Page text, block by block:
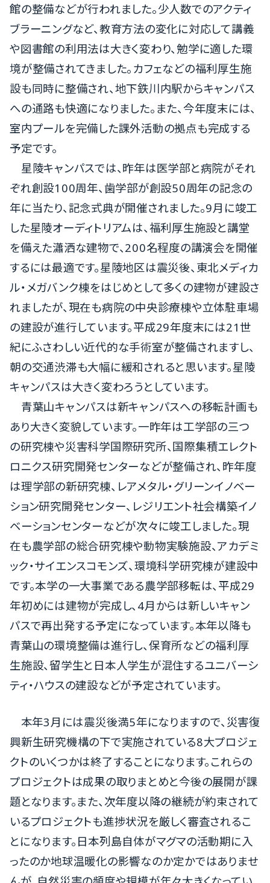
館の整備などが行われました。少人数でのアクティ
ブラーニングなど、教育方法の変化に対応して講義
や図書館の利用法は大きく変わり、勉学に適した環
境が整備されてきました。カフェなどの福利厚生施
設も同時に整備され、地下鉄川内駅からキャンパス
への通路も快適になりました。また、今年度末には、
室内プールを完備した課外活動の拠点も完成する
予定です。
星陵キャンパスでは、昨年は医学部と病院がそれ
ぞれ創設100周年、歯学部が創設50周年の記念の
年に当たり、記念式典が開催されました。9月に竣工
した星陵オーディトリアムは、福利厚生施設と講堂
を備えた瀟洒な建物で、200名程度の講演会を開催
するには最適です。星陵地区は震災後、東北メディカ
ル・メガバンク棟をはじめとして多くの建物が建設さ
れましたが、現在も病院の中央診療棟や立体駐車場
の建設が進行しています。平成29年度末には21世
紀にふさわしい近代的な手術室が整備されますし、
朝の交通渋滞も大幅に緩和されると思います。星陵
キャンパスは大きく変わろうとしています。
青葉山キャンパスは新キャンパスへの移転計画も
あり大きく変貌しています。一昨年は工学部の三つ
の研究棟や災害科学国際研究所、国際集積エレクト
ロニクス研究開発センターなどが整備され、昨年度
は理学部の新研究棟、レアメタル・グリーンイノベー
ション研究開発センター、レジリエント社会構築イノ
ベーションセンターなどが次々に竣工しました。現
在も農学部の総合研究棟や動物実験施設、アカデミ
ック・サイエンスコモンズ、環境科学研究棟が建設中
です。本学の一大事業である農学部移転は、平成29
年初めには建物が完成し、4月からは新しいキャン
パスで再出発する予定になっています。本年以降も
青葉山の環境整備は進行し、保育所などの福利厚
生施設、留学生と日本人学生が混住するユニバーシ
ティ・ハウスの建設などが予定されています。
本年3月には震災後満5年になりますので、災害復
興新生研究機構の下で実施されている8大プロジェ
クトのいくつかは終了することになります。これらの
プロジェクトは成果の取りまとめと今後の展開が課
題となります。また、次年度以降の継続が約束されて
いるプロジェクトも進捗状況を厳しく審査されるこ
とになります。日本列島自体がマグマの活動期に入
ったのか地球温暖化の影響なのか定かではありませ